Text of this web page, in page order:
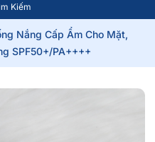
Kiếm
Nắng Cấp Ẩm Cho Mặt,
SPF50+/PA++++